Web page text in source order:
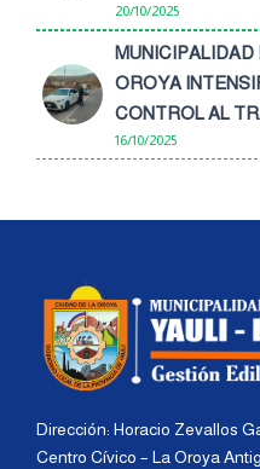
20/10/2025
MUNICIPALIDAD
OROYA
CONTROL AL
16/10/2025
Dirección: Horacio Zevallos
Centro Cívico – La Oroya